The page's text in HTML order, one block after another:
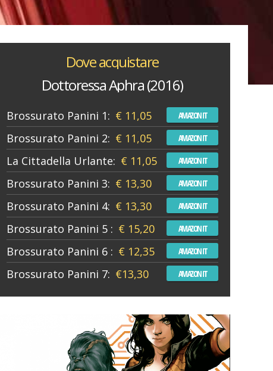
Dove acquistare
Dottoressa Aphra (2016)
Brossurato Panini 1: € 11,05 AMAZON IT
Brossurato Panini 2: € 11,05 AMAZON IT
La Cittadella Urlante: € 11,05 AMAZON IT
Brossurato Panini 3: € 13,30 AMAZON IT
Brossurato Panini 4: € 13,30 AMAZON IT
Brossurato Panini 5 : € 15,20 AMAZON IT
Brossurato Panini 6 : € 12,35 AMAZON IT
Brossurato Panini 7: €13,30 AMAZON IT